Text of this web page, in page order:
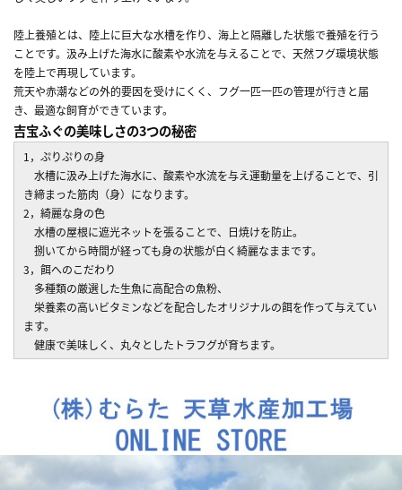
陸上養殖とは、陸上に巨大な水槽を作り、海上と隔離した状態で養殖を行う
ことです。汲み上げた海水に酸素や水流を与えることで、天然フグ環境状態
を陸上で再現しています。
荒天や赤潮などの外的要因を受けにくく、フグ一匹一匹の管理が行きと届
き、最適な飼育ができています。
吉宝ふぐの美味しさの3つの秘密
1，ぷりぷりの身
水槽に汲み上げた海水に、酸素や水流を与え運動量を上げることで、引
き締まった筋肉（身）になります。
2，綺麗な身の色
水槽の屋根に遮光ネットを張ることで、日焼けを防止。
捌いてから時間が経っても身の状態が白く綺麗なままです。
3，餌へのこだわり
多種類の厳選した生魚に高配合の魚粉、
栄養素の高いビタミンなどを配合したオリジナルの餌を作って与えてい
ます。
健康で美味しく、丸々としたトラフグが育ちます。